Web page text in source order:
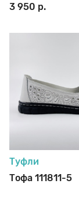
3 950 р.
Туфли
Тофа 111811-5